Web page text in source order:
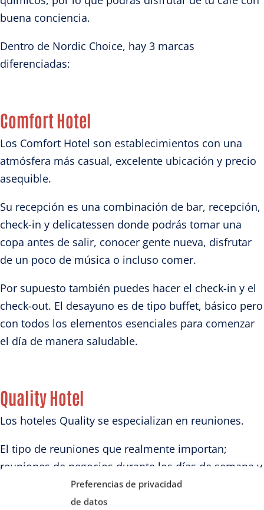
Preferencias de privacidad
de datos
buena conciencia.
Dentro de Nordic Choice, hay 3 marcas
diferenciadas:
Comfort Hotel
Los Comfort Hotel son establecimientos con una
atmósfera más casual, excelente ubicación y precio
asequible.
Su recepción es una combinación de bar, recepción,
check-in y delicatessen donde podrás tomar una
copa antes de salir, conocer gente nueva, disfrutar
de un poco de música o incluso comer.
Por supuesto también puedes hacer el check-in y el
check-out. El desayuno es de tipo buffet, básico pero
con todos los elementos esenciales para comenzar
el día de manera saludable.
Quality Hotel
Los hoteles Quality se especializan en reuniones.
El tipo de reuniones que realmente importan;
reuniones de negocios durante los días de semana y
reuniones entre miembros de la familia y amigos
que desean pasar tiempo de calidad juntos cuando